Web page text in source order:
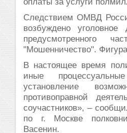
Следствием ОМВД
возбуждено
"Мошенничество".
В настоящее время
иные
установление
противоправной
соучастников», –
по г. Москве
Васенин.